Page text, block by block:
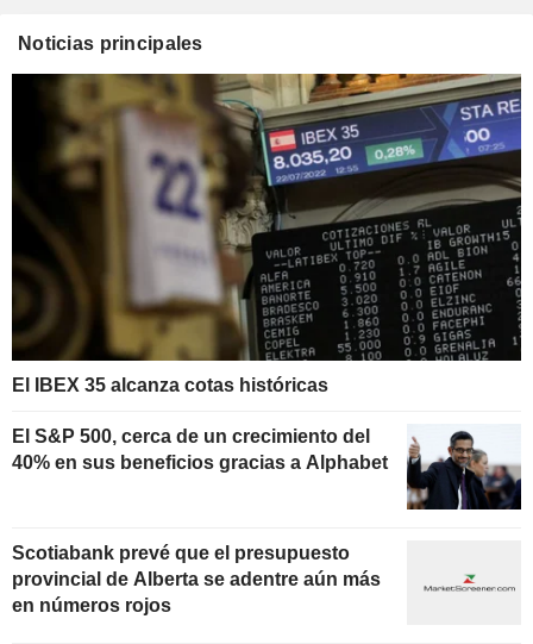
Noticias principales
El IBEX 35 alcanza cotas históricas
El S&P 500, cerca de un crecimiento del
40% en sus beneficios gracias a Alphabet
Scotiabank prevé que el presupuesto
provincial de Alberta se adentre aún más
en números rojos